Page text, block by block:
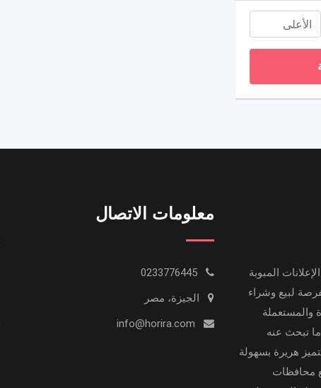
المبوبة
لبيع وشراء
والمستعملة
تبحث عنه
هريرة بسهولة
محافظات
معلومات الاتصال
0233776445
الجيزة، مصر